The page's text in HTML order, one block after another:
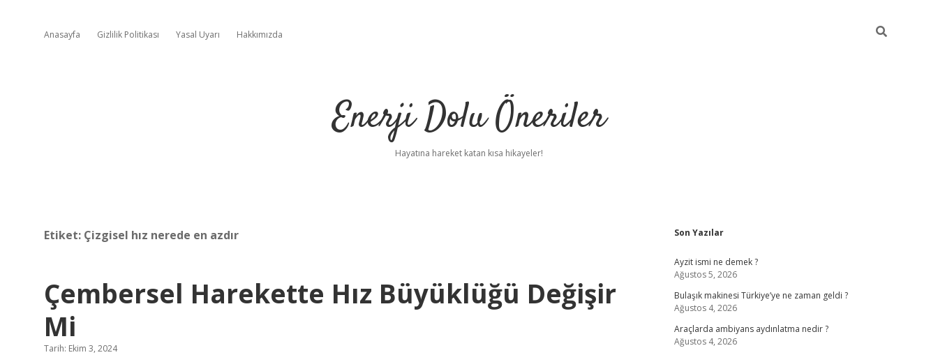
Anasayfa Gizlilik Politikası Yasal Uyarı Hakkımızda
Enerji Dolu Öneriler
Hayatına hareket katan kısa hikayeler!
Etiket: Çizgisel hız nerede en azdır
Çembersel Harekette Hız Büyüklüğü Değişir
Mi
Tarih: Ekim 3, 2024
Sidebar
Son Yazılar
Ayzit ismi ne demek ?
Ağustos 5, 2026
Bulaşık makinesi Türkiye’ye ne zaman geldi ?
Ağustos 4, 2026
Araçlarda ambiyans aydınlatma nedir ?
Ağustos 4, 2026